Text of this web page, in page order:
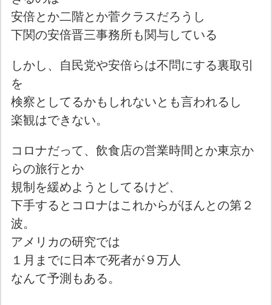
安倍とか二階とか菅クラスだろうし
下関の安倍晋三事務所も関与している
しかし、自民党や安倍らは不問にする裏取引
を
検察としてるかもしれないとも言われるし
楽観はできない。
コロナだって、飲食店の営業時間とか東京か
らの旅行とか
規制を緩めようとしてるけど、
下手するとコロナはこれからがほんとの第２
波。
アメリカの研究では
１月までに日本で死者が９万人
なんて予測もある。